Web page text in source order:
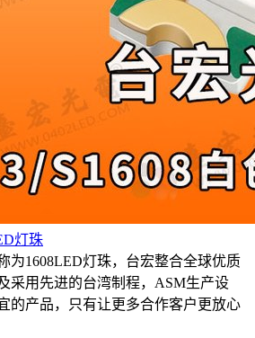
灯珠
为1608LED灯珠，台宏整合全球优质
采用先进的台湾制程，ASM生产设
的产品，只有让更多合作客户更放心